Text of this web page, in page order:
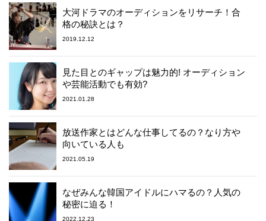
大河ドラマのオーディションをリサーチ！合
格の秘訣とは？
2019.12.12
見た目とのギャップは魅力的! オーディション
や芸能活動でも有効?
2021.01.28
放送作家とはどんな仕事してるの？なり方や
向いている人も
2021.05.19
なぜみんな韓国アイドルにハマるの？人気の
秘密に迫る！
2022.12.23